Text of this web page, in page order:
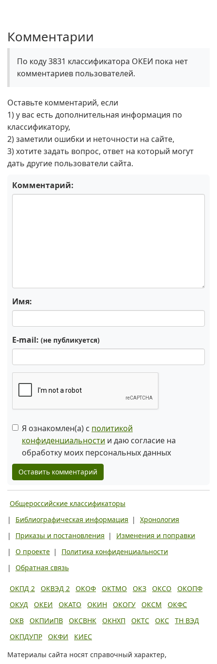
Комментарии
По коду 3831 классификатора ОКЕИ пока нет
комментариев пользователей.
Оставьте комментарий, если
1) у вас есть дополнительная информация по
классификатору,
2) заметили ошибки и неточности на сайте,
3) хотите задать вопрос, ответ на который могут
дать другие пользователи сайта.
Комментарий:
Имя:
E-mail: (не публикуется)
Я ознакомлен(а) с политикой
конфиденциальности и даю согласие на
обработку моих персональных данных
Оставить комментарий
Общероссийские классификаторы
|
Библиографическая информация |
Хронология
|
Приказы и постановления |
Изменения и поправки
|
О проекте |
Политика конфиденциальности
|
Обратная связь
ОКПД 2 ОКВЭД 2 ОКОФ ОКТМО ОКЗ ОКСО
ОКОПФ
ОКУД
ОКЕИ ОКАТО ОКИН ОКОГУ ОКСМ
ОКФС
ОКВ
ОКПИиПВ ОКСВНК ОКНХП ОКТС ОКС
ТН ВЭД
ОКПДУПР
ОКФИ
КИЕС
Материалы сайта носят справочный характер,